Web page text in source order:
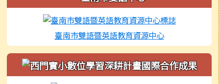
臺南市雙語暨英語教育資源中心